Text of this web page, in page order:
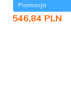
Promocja
546,84 PLN